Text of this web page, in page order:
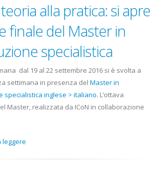
alla pratica: si apre
finale del Master in
specialistica
dal 19 al 22 settembre 2016 si è svolta a
settimana in presenza del Master in
specialistica inglese > italiano. L’ottava
Master, realizzata da ICoN in collaborazione
leggere